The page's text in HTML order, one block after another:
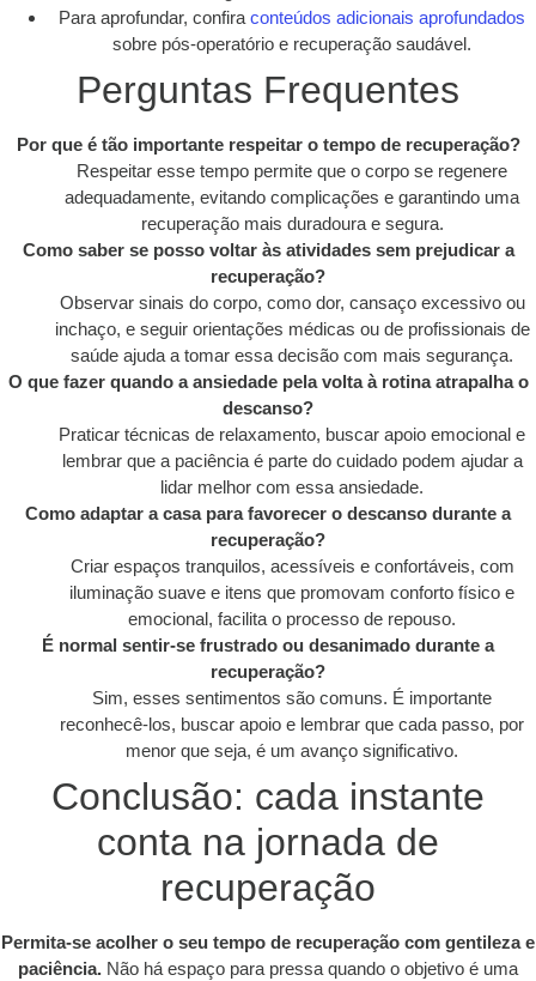
Para aprofundar, confira conteúdos adicionais aprofundados
sobre pós-operatório e recuperação saudável.
Perguntas Frequentes
Por que é tão importante respeitar o tempo de recuperação?
Respeitar esse tempo permite que o corpo se regenere
adequadamente, evitando complicações e garantindo uma
recuperação mais duradoura e segura.
Como saber se posso voltar às atividades sem prejudicar a
recuperação?
Observar sinais do corpo, como dor, cansaço excessivo ou
inchaço, e seguir orientações médicas ou de profissionais de
saúde ajuda a tomar essa decisão com mais segurança.
O que fazer quando a ansiedade pela volta à rotina atrapalha o
descanso?
Praticar técnicas de relaxamento, buscar apoio emocional e
lembrar que a paciência é parte do cuidado podem ajudar a
lidar melhor com essa ansiedade.
Como adaptar a casa para favorecer o descanso durante a
recuperação?
Criar espaços tranquilos, acessíveis e confortáveis, com
iluminação suave e itens que promovam conforto físico e
emocional, facilita o processo de repouso.
É normal sentir-se frustrado ou desanimado durante a
recuperação?
Sim, esses sentimentos são comuns. É importante
reconhecê-los, buscar apoio e lembrar que cada passo, por
menor que seja, é um avanço significativo.
Conclusão: cada instante
conta na jornada de
recuperação
Permita-se acolher o seu tempo de recuperação com gentileza e
paciência. Não há espaço para pressa quando o objetivo é uma